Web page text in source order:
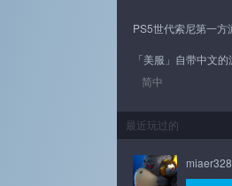
PS5世代索尼第一方
「美服」自带中文
简中
最近玩过的
miaer328